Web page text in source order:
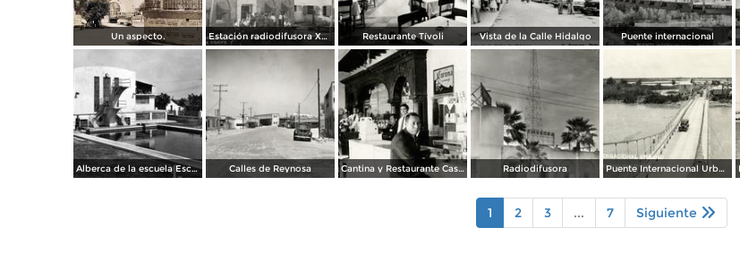
Un aspecto. Estación radiodifusora XED de 10,000 watts Restaurante Tívoli Vista de la Calle Hidalgo Puente internacional
Alberca de la escuela Escandón Calles de Reynosa Cantina y Restaurante Casa Blanca Radiodifusora Puente Internacional Urbano
1 2 3 ... 7 Siguiente